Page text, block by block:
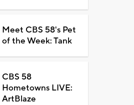
Meet CBS 58's Pet
of the Week: Tank
CBS 58
Hometowns LIVE:
ArtBlaze